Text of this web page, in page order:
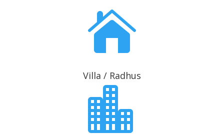

Villa / Radhus
